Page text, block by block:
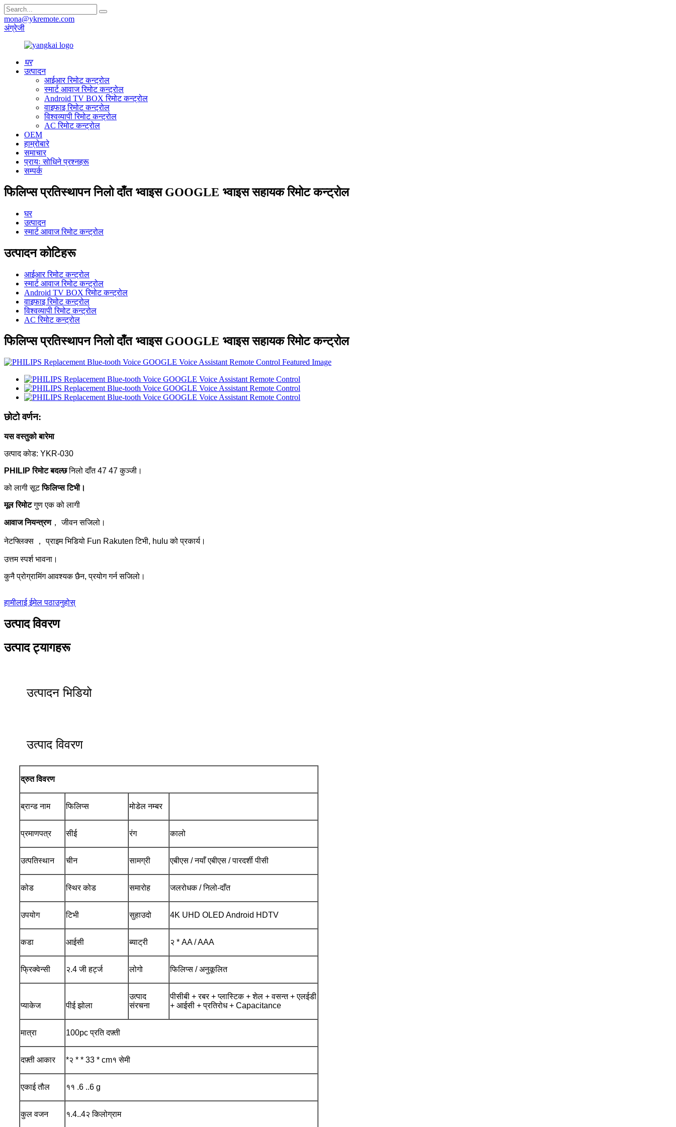
mona@ykremote.com
अंग्रेजी
घर
उत्पादन
आईआर रिमोट कन्ट्रोल
स्मार्ट आवाज रिमोट कन्ट्रोल
Android TV BOX रिमोट कन्ट्रोल
वाइफाइ रिमोट कन्ट्रोल
विश्वव्यापी रिमोट कन्ट्रोल
AC रिमोट कन्ट्रोल
OEM
हाम्रोबारे
समाचार
प्रायः सोधिने प्रश्नहरू
सम्पर्क
फिलिप्स प्रतिस्थापन निलो दाँत भ्वाइस GOOGLE भ्वाइस सहायक रिमोट कन्ट्रोल
घर
उत्पादन
स्मार्ट आवाज रिमोट कन्ट्रोल
उत्पादन कोटिहरू
आईआर रिमोट कन्ट्रोल
स्मार्ट आवाज रिमोट कन्ट्रोल
Android TV BOX रिमोट कन्ट्रोल
वाइफाइ रिमोट कन्ट्रोल
विश्वव्यापी रिमोट कन्ट्रोल
AC रिमोट कन्ट्रोल
फिलिप्स प्रतिस्थापन निलो दाँत भ्वाइस GOOGLE भ्वाइस सहायक रिमोट कन्ट्रोल
छोटो वर्णन:
यस वस्तुको बारेमा
उत्पाद कोड: YKR-030
PHILIP रिमोट बदल्छनिलो दाँत 47 47 कुञ्जी।
को लागी सूटफिलिप्स टिभी।
मूल रिमोटगुण एक को लागी
आवाज नियन्त्रण， जीवन सजिलो।
नेटफ्लिक्स ， प्राइम भिडियो Fun Rakuten टिभी, hulu को प्रकार्य।
उत्तम स्पर्श भावना।
कुनै प्रोग्रामिंग आवश्यक छैन, प्रयोग गर्न सजिलो।
हामीलाई ईमेल पठाउनुहोस्
उत्पाद विवरण
उत्पाद ट्यागहरू
उत्पादन भिडियो
उत्पाद विवरण
द्रुत विवरण
ब्रान्ड नाम फिलिप्स मोडेल नम्बर
प्रमाणपत्र सीई रंग कालो
उत्पतिस्थान चीन सामग्री एबीएस / नयाँ एबीएस / पारदर्शी पीसी
कोड स्थिर कोड समारोह जलरोधक / निलो-दाँत
उपयोग टिभी सुहाउदो 4K UHD OLED Android HDTV
कडा आईसी ब्याट्री २ * AA / AAA
फ्रिक्वेन्सी २.4 जी हर्ट्ज लोगो फिलिप्स / अनुकूलित
प्याकेज पीई झोला
उत्पाद
संरचना
पीसीबी + रबर + प्लास्टिक + शेल + वसन्त + एलईडी
+ आईसी + प्रतिरोध + Capacitance
मात्रा 100pc प्रति दफ़्ती
दफ़्ती आकार *२ * * 33 * cm१ सेमी
एकाई तौल ११ .6 ..6 g
कुल वजन १.4..4२ किलोग्राम